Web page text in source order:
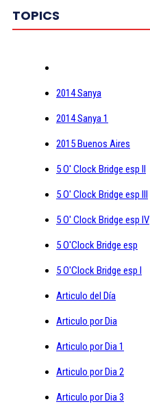
TOPICS
2014 Sanya
2014 Sanya 1
2015 Buenos Aires
5 O' Clock Bridge esp II
5 O' Clock Bridge esp III
5 O' Clock Bridge esp IV
5 O'Clock Bridge esp
5 O'Clock Bridge esp I
Articulo del Día
Articulo por Dia
Articulo por Dia 1
Articulo por Dia 2
Articulo por Dia 3